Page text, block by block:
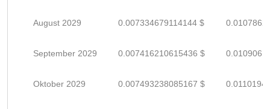
August 2029 0.007334679114144 $
September 2029 0.007416210615436 $
Oktober 2029 0.007493238085167 $